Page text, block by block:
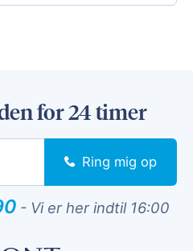
for 24 timer
Ring mig op
- Vi er her indtil 16:00